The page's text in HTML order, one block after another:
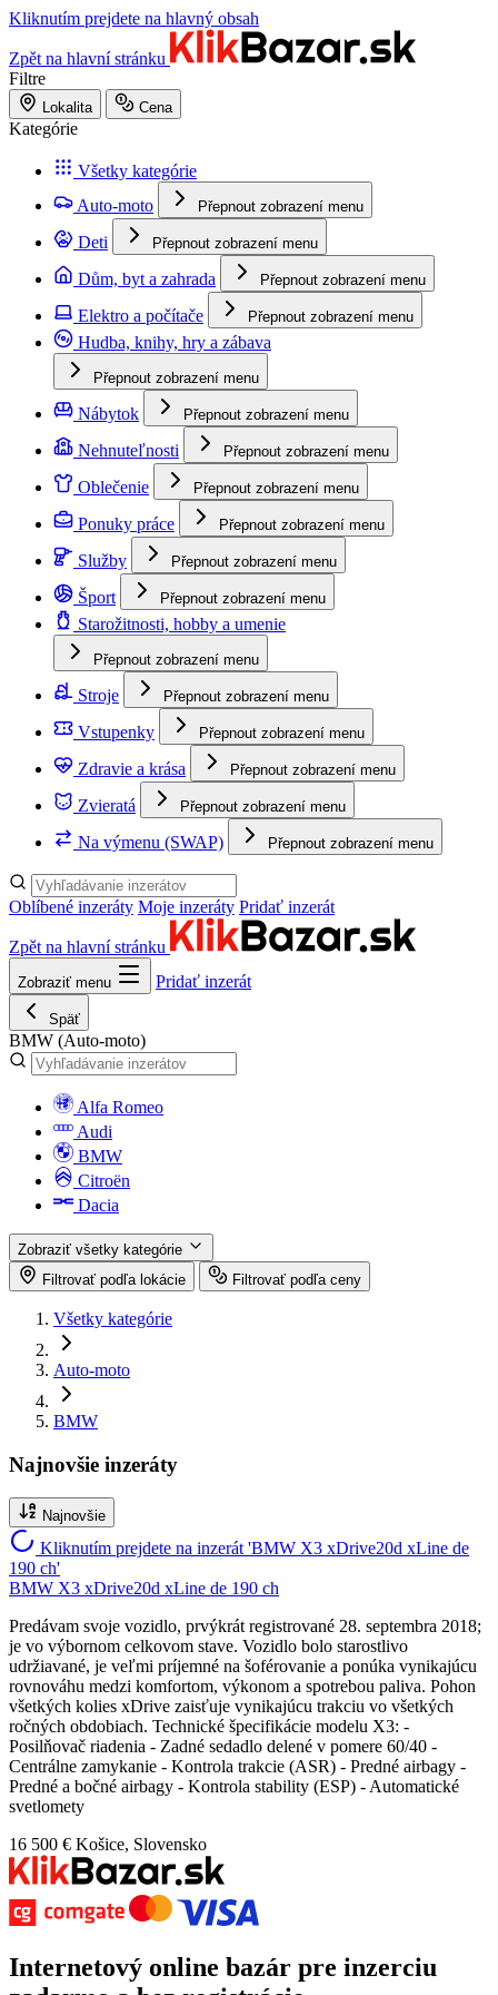
Kliknutím prejdete na hlavný obsah
Zpět na hlavní stránku
Filtre
Lokalita Cena
Kategórie
Všetky kategórie
Auto-moto
Přepnout zobrazení menu
Deti Přepnout zobrazení menu
Dům, byt a zahrada Přepnout zobrazení menu
Elektro a počítače Přepnout zobrazení menu
Hudba, knihy, hry a zábava
Přepnout zobrazení menu
Nábytok Přepnout zobrazení menu
Nehnuteľnosti Přepnout zobrazení menu
Oblečenie Přepnout zobrazení menu
Ponuky práce Přepnout zobrazení menu
Služby Přepnout zobrazení menu
Šport Přepnout zobrazení menu
Starožitnosti, hobby a umenie
Přepnout zobrazení menu
Stroje Přepnout zobrazení menu
Vstupenky Přepnout zobrazení menu
Zdravie a krása Přepnout zobrazení menu
Zvieratá Přepnout zobrazení menu
Na výmenu (SWAP) Přepnout zobrazení menu
Oblíbené inzeráty Moje inzeráty Pridať inzerát
Zpět na hlavní stránku
Zobraziť menu Pridať inzerát
Späť
BMW (Auto-moto)
Alfa Romeo
Audi
BMW
Citroën
Dacia
Zobraziť všetky kategórie
Filtrovať podľa lokácie
Filtrovať podľa ceny
Všetky kategórie
Auto-moto
BMW
Najnovšie inzeráty
Najnovšie
Kliknutím prejdete na inzerát 'BMW X3 xDrive20d xLine de
190 ch'
BMW X3 xDrive20d xLine de 190 ch
Predávam svoje vozidlo, prvýkrát registrované 28. septembra 2018;
je vo výbornom celkovom stave. Vozidlo bolo starostlivo
udržiavané, je veľmi príjemné na šoférovanie a ponúka vynikajúcu
rovnováhu medzi komfortom, výkonom a spotrebou paliva. Pohon
všetkých kolies xDrive zaisťuje vynikajúcu trakciu vo všetkých
ročných obdobiach. Technické špecifikácie modelu X3: -
Posilňovač riadenia - Zadné sedadlo delené v pomere 60/40 -
Centrálne zamykanie - Kontrola trakcie (ASR) - Predné airbagy -
Predné a bočné airbagy - Kontrola stability (ESP) - Automatické
svetlomety
16 500 € Košice, Slovensko
Internetový online bazár pre inzerciu